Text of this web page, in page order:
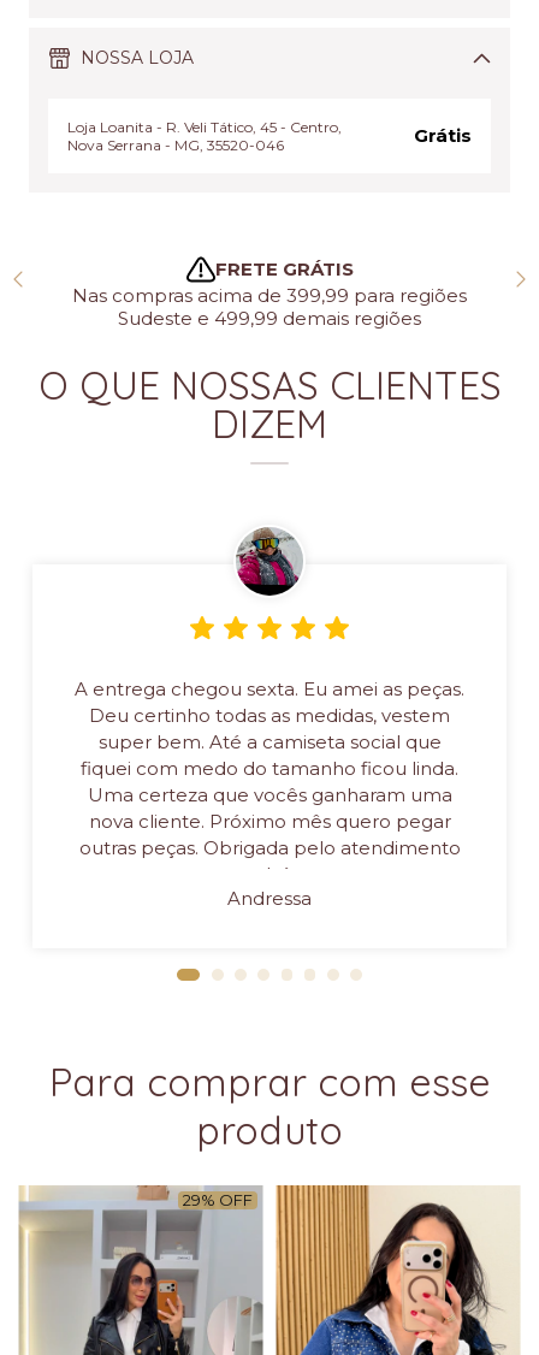
NOSSA LOJA
Loja Loanita - R. Veli Tático, 45 - Centro,
Nova Serrana - MG, 35520-046
Grátis
FRETE GRÁTIS
Nas compras acima de 399,99 para regiões
Sudeste e 499,99 demais regiões
O QUE NOSSAS CLIENTES
DIZEM
A entrega chegou sexta. Eu amei as peças.
Deu certinho todas as medidas, vestem
super bem. Até a camiseta social que
fiquei com medo do tamanho ficou linda.
Uma certeza que vocês ganharam uma
nova cliente. Próximo mês quero pegar
outras peças. Obrigada pelo atendimento
também
Andressa
Para comprar com esse
produto
29% OFF